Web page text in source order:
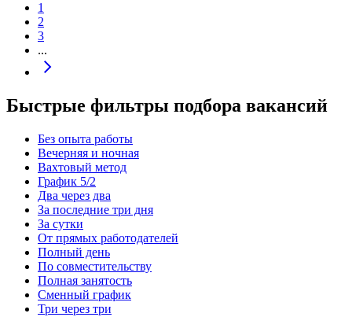
1
2
3
...
Быстрые фильтры подбора вакансий
Без опыта работы
Вечерняя и ночная
Вахтовый метод
График 5/2
Два через два
За последние три дня
За сутки
От прямых работодателей
Полный день
По совместительству
Полная занятость
Сменный график
Три через три